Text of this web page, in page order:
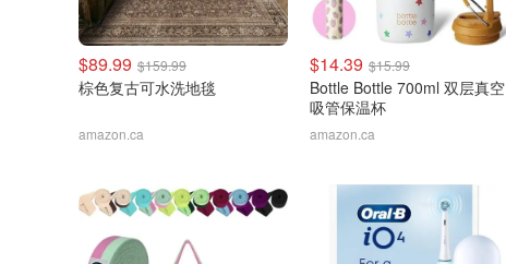
$89.99 $159.99
棕色复古可水洗地毯
amazon.ca
$14.39 $15.99
Bottle Bottle 700ml 双层真空
吸管保温杯
amazon.ca